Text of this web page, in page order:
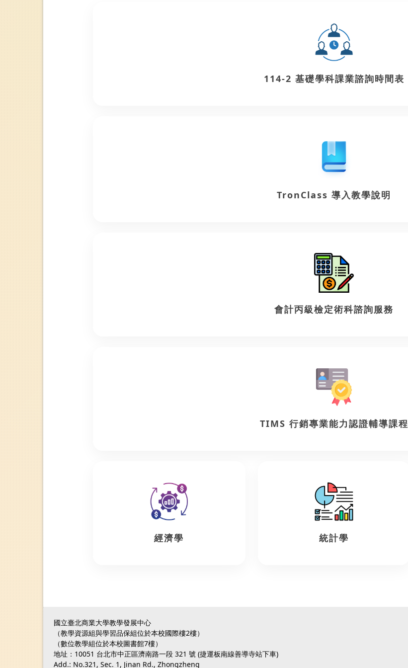
114-2 基礎學科課業諮詢時間表
TronClass 導入教學說明
會計丙級檢定術科諮詢服務
TIMS 行銷專業能力認證輔導課程
經濟學 統計學
國立臺北商業大學教學發展中心
（教學資源組與學習品保組位於本校國際樓2樓）
（數位教學組位於本校圖書館7樓）
地址：10051 台北市中正區濟南路一段 321 號 (捷運板南線善導寺站下車)
Add.: No.321, Sec. 1, Jinan Rd., Zhongzheng